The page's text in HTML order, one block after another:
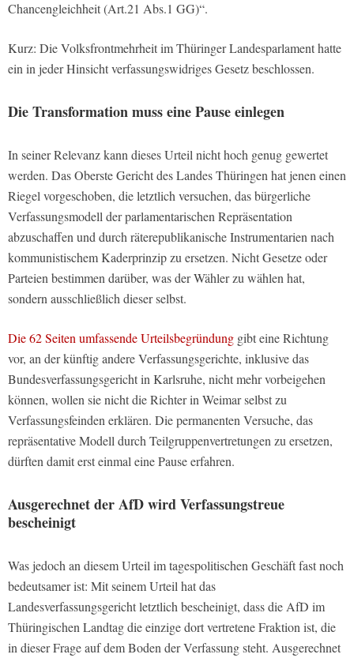
Chancengleichheit (Art.21 Abs.1 GG)“.
Kurz: Die Volksfrontmehrheit im Thüringer Landesparlament hatte
ein in jeder Hinsicht verfassungswidriges Gesetz beschlossen.
Die Transformation muss eine Pause einlegen
In seiner Relevanz kann dieses Urteil nicht hoch genug gewertet
werden. Das Oberste Gericht des Landes Thüringen hat jenen einen
Riegel vorgeschoben, die letztlich versuchen, das bürgerliche
Verfassungsmodell der parlamentarischen Repräsentation
abzuschaffen und durch räterepublikanische Instrumentarien nach
kommunistischem Kaderprinzip zu ersetzen. Nicht Gesetze oder
Parteien bestimmen darüber, was der Wähler zu wählen hat,
sondern ausschließlich dieser selbst.
Die 62 Seiten umfassende Urteilsbegründung gibt eine Richtung
vor, an der künftig andere Verfassungsgerichte, inklusive das
Bundesverfassungsgericht in Karlsruhe, nicht mehr vorbeigehen
können, wollen sie nicht die Richter in Weimar selbst zu
Verfassungsfeinden erklären. Die permanenten Versuche, das
repräsentative Modell durch Teilgruppenvertretungen zu ersetzen,
dürften damit erst einmal eine Pause erfahren.
Ausgerechnet der AfD wird Verfassungstreue
bescheinigt
Was jedoch an diesem Urteil im tagespolitischen Geschäft fast noch
bedeutsamer ist: Mit seinem Urteil hat das
Landesverfassungsgericht letztlich bescheinigt, dass die AfD im
Thüringischen Landtag die einzige dort vertretene Fraktion ist, die
in dieser Frage auf dem Boden der Verfassung steht. Ausgerechnet